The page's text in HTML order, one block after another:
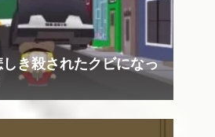
き殺されたクビになっ